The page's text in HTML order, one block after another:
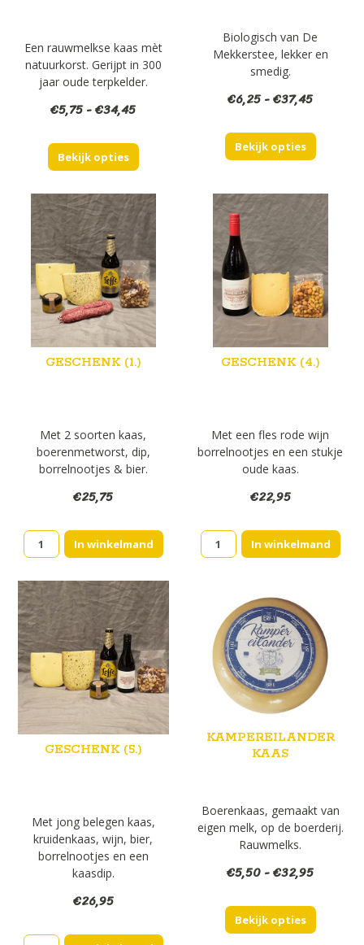
Een rauwmelkse kaas mèt
natuurkorst. Gerijpt in 300
jaar oude terpkelder.
€5,75-€34,45Prijsklasse:
tot
Bekijk opties
Biologisch van De
Mekkerstee, lekker en
smedig.
€6,25-€37,45
tot
Bekijk opties
GESCHENK (1.)
Met 2 soorten kaas,
boerenmetworst, dip,
borrelnootjes & bier.
€25,75
Geschenk
(1.)
aantal
In winkelmand
GESCHENK (4.)
Met een fles rode wijn
borrelnootjes en een stukje
oude kaas.
€22,95
Geschenk
(4.)
In winkelmand
GESCHENK (5.)
Met jong belegen kaas,
kruidenkaas, wijn, bier,
borrelnootjes en een
kaasdip.
€26,95
KAMPEREILANDER
KAAS
Boerenkaas, gemaakt van
eigen melk, op de boerderij.
Rauwmelks.
€5,50-€32,95
tot
Bekijk opties